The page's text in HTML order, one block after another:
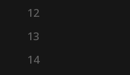
12
13
14